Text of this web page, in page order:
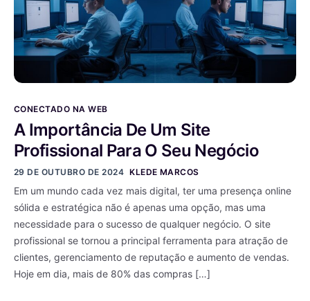
Contato
CONECTADO NA WEB
A Importância De Um Site
Profissional Para O Seu Negócio
29 DE OUTUBRO DE 2024 KLEDE MARCOS
Em um mundo cada vez mais digital, ter uma presença online
sólida e estratégica não é apenas uma opção, mas uma
necessidade para o sucesso de qualquer negócio. O site
profissional se tornou a principal ferramenta para atração de
clientes, gerenciamento de reputação e aumento de vendas.
Hoje em dia, mais de 80% das compras […]